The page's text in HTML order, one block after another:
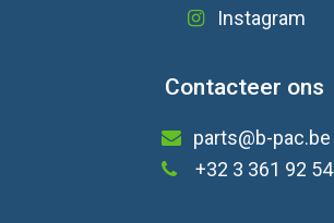
Instagram
Contacteer ons
parts@b-pac.be
+32 3 361 92 54